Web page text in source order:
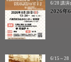
6/28 講演
2026年
6/15～28